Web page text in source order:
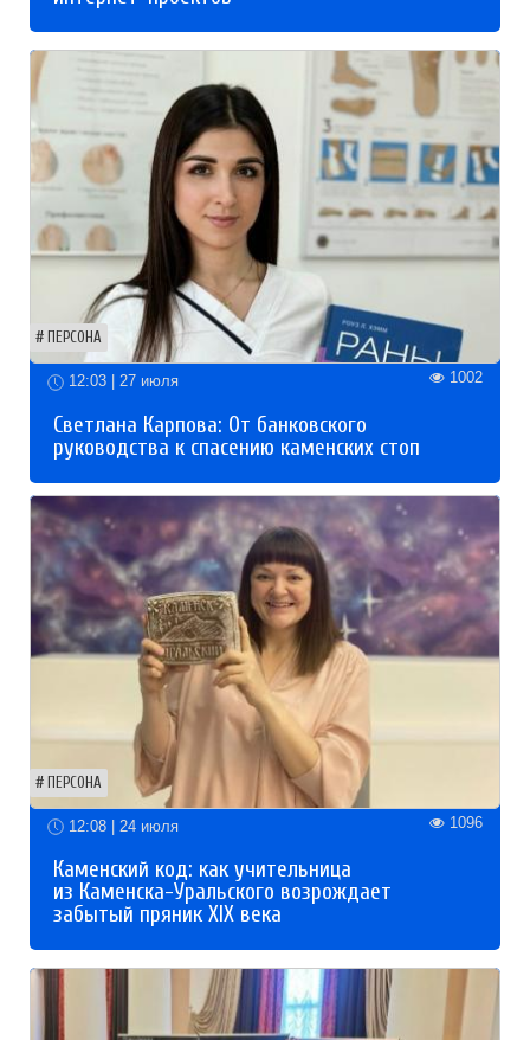
ПЕРСОНА
12:03 | 27 июля 1002
Светлана Карпова: От банковского
руководства к спасению каменских стоп
ПЕРСОНА
12:08 | 24 июля 1096
Каменский код: как учительница
из Каменска-Уральского возрождает
забытый пряник XIX века